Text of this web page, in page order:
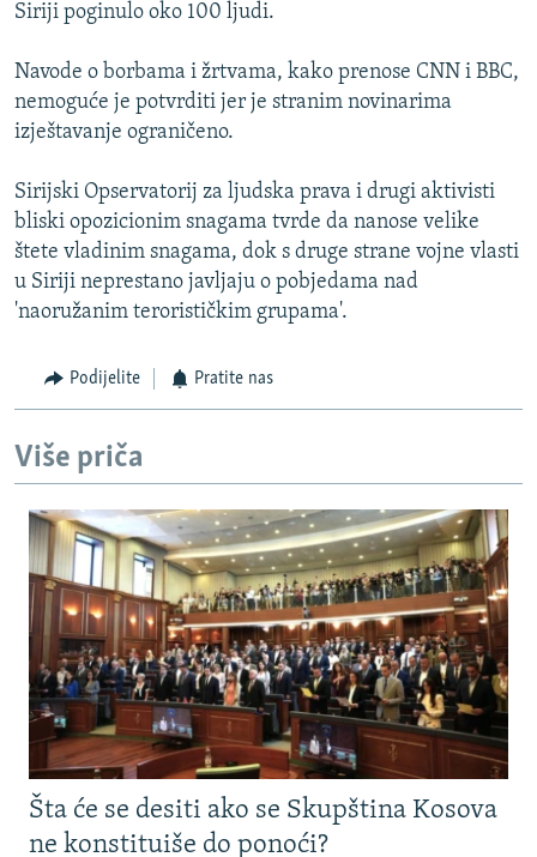
Siriji poginulo oko 100 ljudi.
Navode o borbama i žrtvama, kako prenose CNN i BBC,
nemoguće je potvrditi jer je stranim novinarima
izještavanje ograničeno.
Sirijski Opservatorij za ljudska prava i drugi aktivisti
bliski opozicionim snagama tvrde da nanose velike
štete vladinim snagama, dok s druge strane vojne vlasti
u Siriji neprestano javljaju o pobjedama nad
'naoružanim terorističkim grupama'.
Podijelite Pratite nas
Više priča
Šta će se desiti ako se Skupština Kosova
ne konstituiše do ponoći?